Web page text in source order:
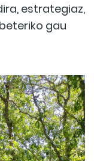
estrategiaz,
gau